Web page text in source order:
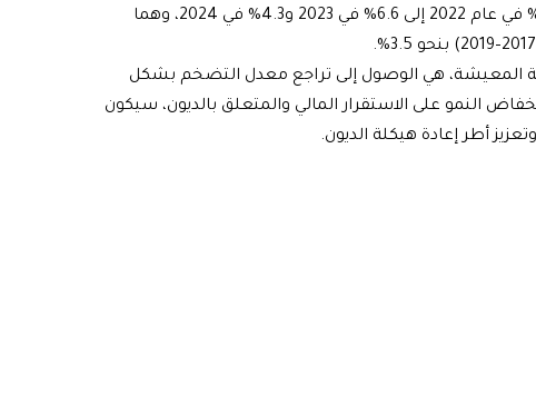
وتشير التوقعات إلى انخفاض التضخم العالمي من 8.8% في عام 2022 إلى 6.6% في 2023 و4.3% في 2024، وهما
المعيشة، هي الوصول إلى تراجع معدل التضخم بشكل
النمو على الاستقرار المالي والمتعلق بالديون، سيكون
أطر إعادة هيكلة الديون.